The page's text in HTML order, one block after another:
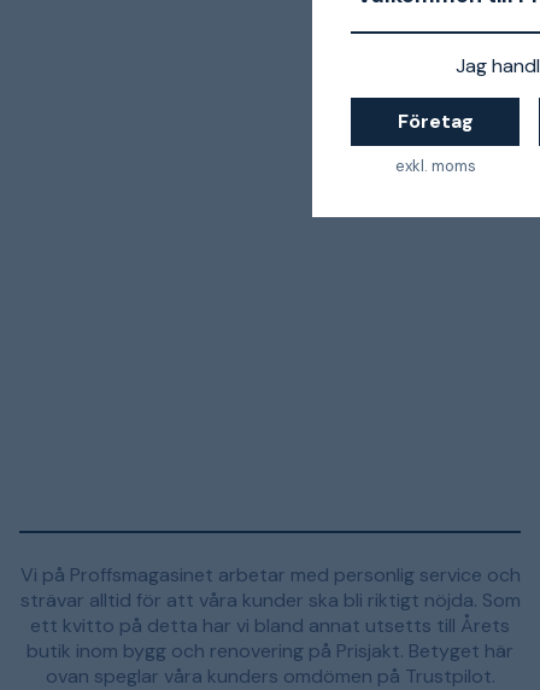
Jag
Företag
exkl. moms
Vi på Proffsmagasinet arbetar med personlig service och
strävar alltid för att våra kunder ska bli riktigt nöjda. Som
ett kvitto på detta har vi bland annat utsetts till Årets
butik inom bygg och renovering på Prisjakt. Betyget här
ovan speglar våra kunders omdömen på Trustpilot.